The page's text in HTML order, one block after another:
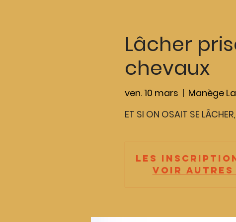
Lâcher
chevaux
ven. 10 mars
  |
Manège
ET SI ON OSAIT SE
Les
Voir autres